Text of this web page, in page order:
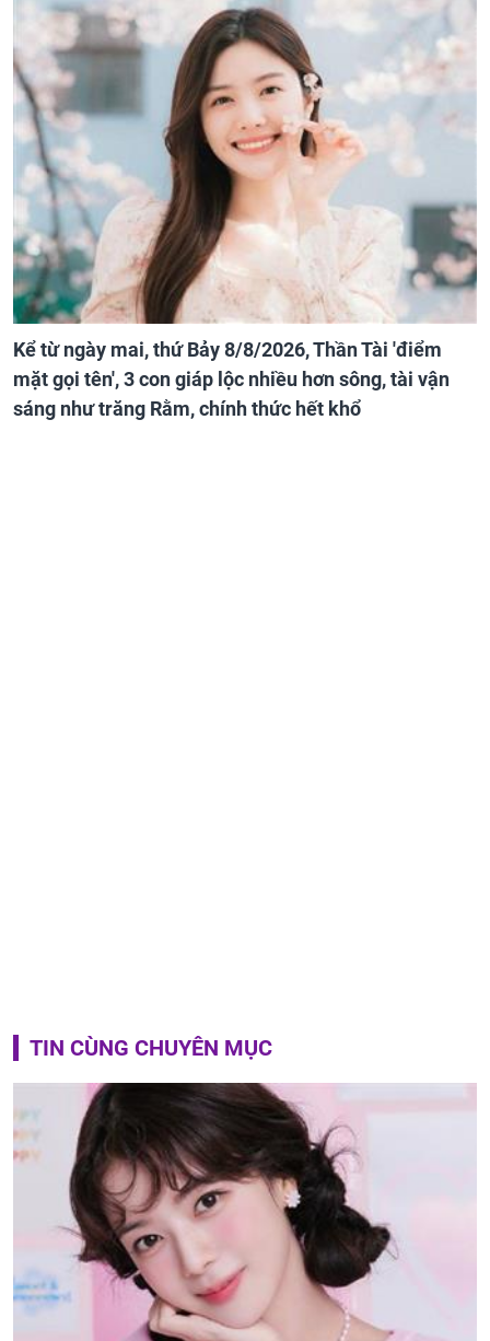
Kể từ ngày mai, thứ Bảy 8/8/2026, Thần Tài 'điểm
mặt gọi tên', 3 con giáp lộc nhiều hơn sông, tài vận
sáng như trăng Rằm, chính thức hết khổ
TIN CÙNG CHUYÊN MỤC